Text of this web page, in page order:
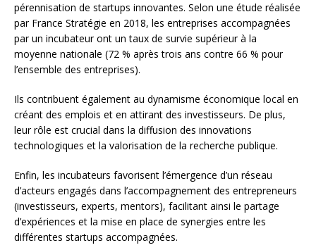
pérennisation de startups innovantes. Selon une étude réalisée
par France Stratégie en 2018, les entreprises accompagnées
par un incubateur ont un taux de survie supérieur à la
moyenne nationale (72 % après trois ans contre 66 % pour
l’ensemble des entreprises).
Ils contribuent également au dynamisme économique local en
créant des emplois et en attirant des investisseurs. De plus,
leur rôle est crucial dans la diffusion des innovations
technologiques et la valorisation de la recherche publique.
Enfin, les incubateurs favorisent l’émergence d’un réseau
d’acteurs engagés dans l’accompagnement des entrepreneurs
(investisseurs, experts, mentors), facilitant ainsi le partage
d’expériences et la mise en place de synergies entre les
différentes startups accompagnées.